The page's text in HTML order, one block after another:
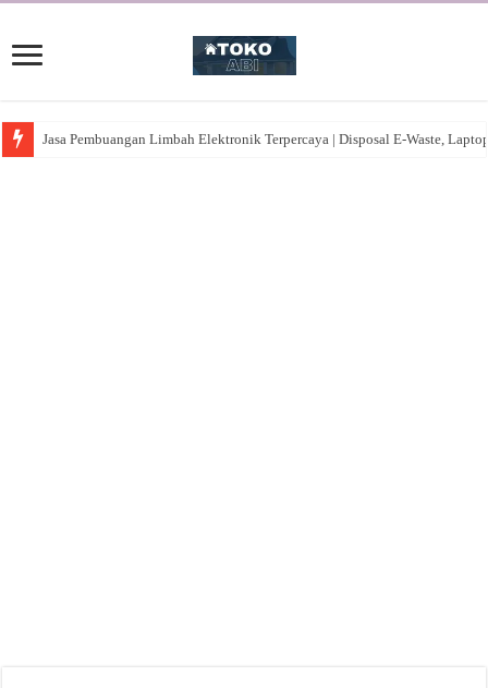
Jasa Pembuangan Limbah Elektronik Terpercaya | Disposal E-Waste,